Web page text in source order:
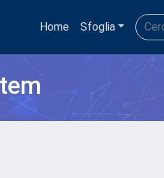
Home Sfoglia